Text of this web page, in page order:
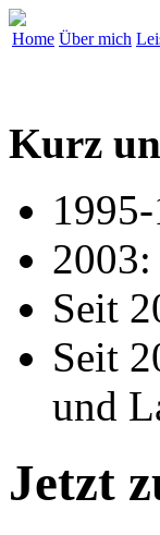
Home Über mich
Kurz
Seit
Seit
und
Jetzt